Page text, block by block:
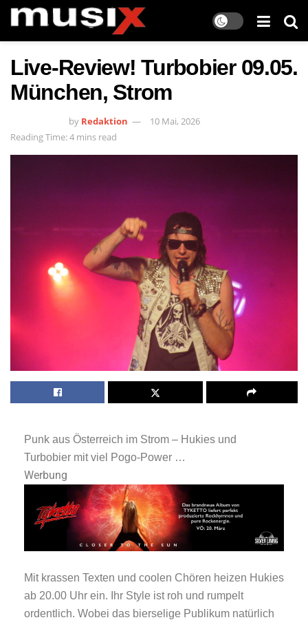
Live-Review! Turbobier 09.05.
München, Strom
by Redaktion
10 Mai, 2026
Reading Time: 4 mins read
Punk aus Österreich im Strom – Hukies und
Turbobier mit viel Pogo-Power …
Werbung
Mit krassen Texten und coolen Chören heizen Hukies
ab 20.00 Uhr ein. Ihr Style ist roh und rumpelt
ordentlich. Wobei das bierselige Publikum natürlich